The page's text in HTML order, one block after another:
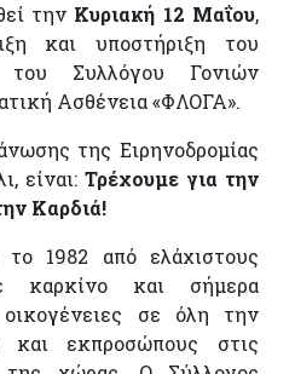
την Κυριακή 12 Μαΐου,
και υποστήριξη του
του Συλλόγου Γονιών
Ασθένεια «ΦΛΟΓΑ».
της Ειρηνοδρομίας
είναι:Τρέχουμε για την
Καρδιά!
1982 από ελάχιστους
καρκίνο και σήμερα
οικογένειες σε όλη την
και εκπροσώπους στις